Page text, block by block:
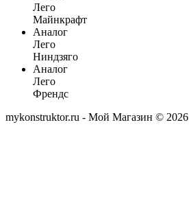
Лего
Майнкрафт
Аналог
Лего
Ниндзяго
Аналог
Лего
Френдс
mykonstruktor.ru - Мой Магазин © 2026